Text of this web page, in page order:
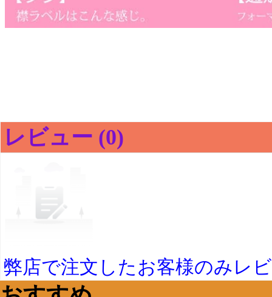
レビュー (0)
弊店で注文したお客様のみレ